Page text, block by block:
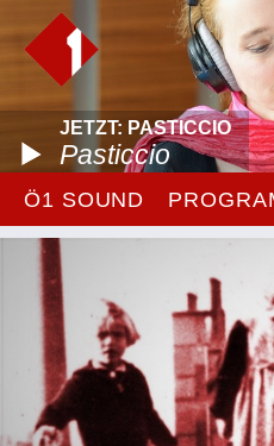
JETZT: PASTICCIO
Pasticcio
Ö1 SOUND